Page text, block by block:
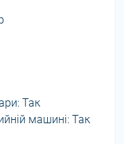
Так
машині: Так